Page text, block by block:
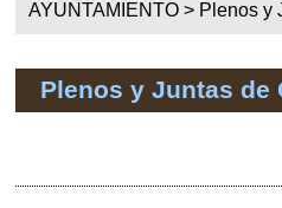
AYUNTAMIENTO > Plenos y
Plenos y Juntas de